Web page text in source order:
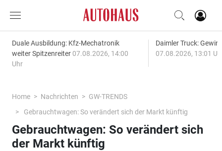
Duale Ausbildung: Kfz-Mechatronik
weiter Spitzenreiter 07.08.2026, 14:00
Uhr
Daimler Truck:
07.08.2026, 13:01
Home Nachrichten
GW-TRENDS
Gebrauchtwagen: So verändert sich der Markt künftig
Gebrauchtwagen: So verändert sich
der Markt künftig